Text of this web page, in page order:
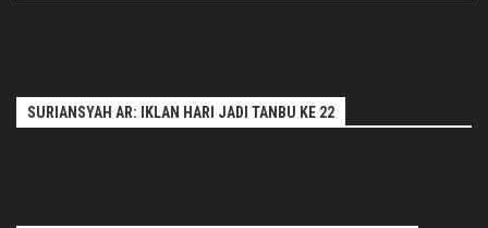
SURIANSYAH AR: IKLAN HARI JADI TANBU KE 22